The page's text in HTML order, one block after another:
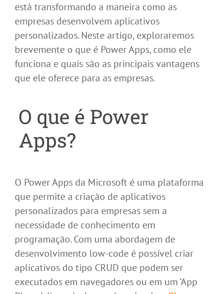
está transformando a maneira como as
empresas desenvolvem aplicativos
personalizados. Neste artigo, exploraremos
brevemente o que é Power Apps, como ele
funciona e quais são as principais vantagens
que ele oferece para as empresas.
O que é Power
Apps?
O Power Apps da Microsoft é uma plataforma
que permite a criação de aplicativos
personalizados para empresas sem a
necessidade de conhecimento em
programação. Com uma abordagem de
desenvolvimento low-code é possível criar
aplicativos do tipo CRUD que podem ser
executados em navegadores ou em um ‘App